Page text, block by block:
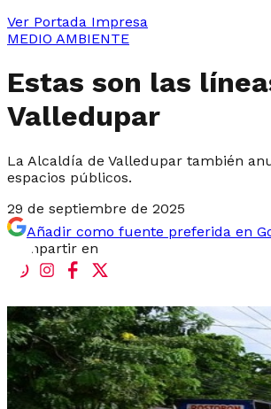
Ver Portada Impresa
MEDIO AMBIENTE
Estas son las
Valledupar
La Alcaldía de Valledupar también
espacios públicos.
29 de septiembre de 2025
Añadir como fuente preferida en
Compartir en